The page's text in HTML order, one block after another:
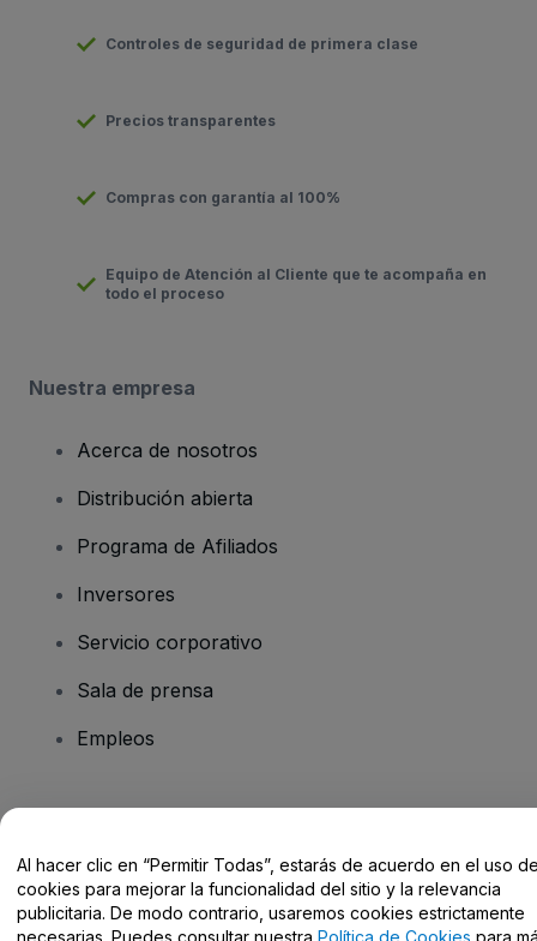
Controles de seguridad de primera clase
Precios transparentes
Compras con garantía al 100%
Equipo de Atención al Cliente que te acompaña en
todo el proceso
Nuestra empresa
Acerca de nosotros
Distribución abierta
Programa de Afiliados
Inversores
Servicio corporativo
Sala de prensa
Empleos
Centro de Ayuda / Contacto
Al hacer clic en “Permitir Todas”, estarás de acuerdo en el uso
cookies para mejorar la funcionalidad del sitio y la relevancia
publicitaria. De modo contrario, usaremos cookies estrictamente
necesarias. Puedes consultar nuestra Política de Cookies para